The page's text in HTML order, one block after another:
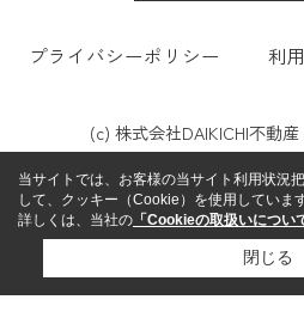
プライバシーポリシー 利
(c) 株式会社DAIKICHI不動
当サイトでは、お客様の当サイト利用状況
して、クッキー（Cookie）を使用しています
詳しくは、当社の 「Cookieの取扱いについ
閉じる